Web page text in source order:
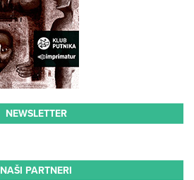
NEWSLETTER
NAŠI PARTNERI